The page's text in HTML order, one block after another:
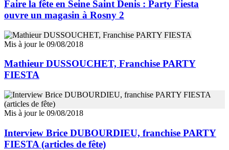
Faire la fête en Seine Saint Denis : Party Fiesta
ouvre un magasin à Rosny 2
Mis à jour le 09/08/2018
Mathieur DUSSOUCHET, Franchise PARTY
FIESTA
Mis à jour le 09/08/2018
Interview Brice DUBOURDIEU, franchise PARTY
FIESTA (articles de fête)